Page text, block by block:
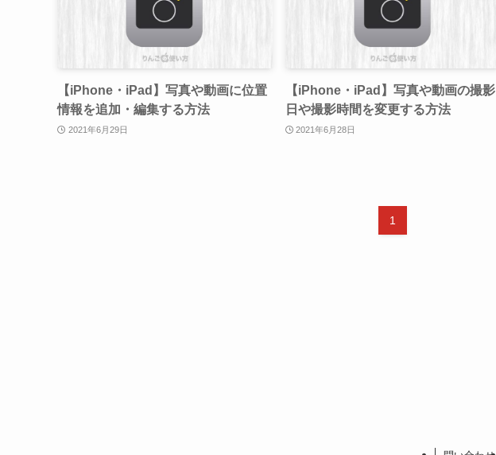
【iPhone・iPad】写真や動画に位置
情報を追加・編集する方法
2021年6月29日
【iPhone・iPad】写真や動画の撮影
日や撮影時間を変更する方法
2021年6月28日
1